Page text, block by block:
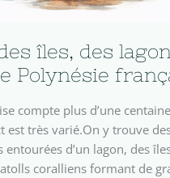
îles, des
Polynésie
compte plus d’une
est très varié.On y trouve
d’un lagon, des
coralliens formant de